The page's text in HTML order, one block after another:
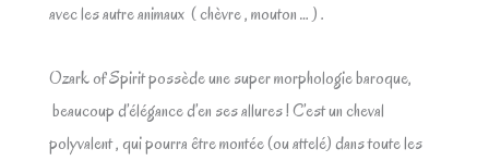
avec les autre animaux ( chèvre , mouton … ) .
Ozark of Spirit possède une super morphologie baroque,
beaucoup d’élégance d’en ses allures ! C’est un cheval
polyvalent , qui pourra être montée (ou attelé) dans toute les